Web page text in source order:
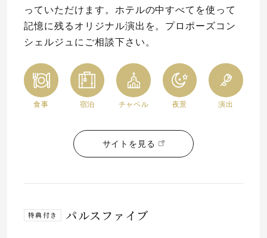
っていただけます。ホテルの中すべてを使って
記憶に残るオリジナル演出を。プロポーズコン
シェルジュにご相談下さい。
食事 宿泊 チャペル 夜景 演出
サイトを見る
特典付き パルスファイブ